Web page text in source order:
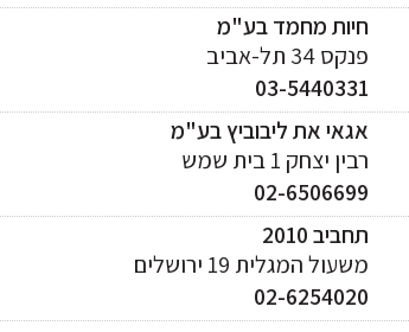
חיות מחמד בע"מ
פנקס 34 תל-אביב
03-5440331
אגאי את ליבוביץ בע"מ
רבין יצחק 1 בית שמש
02-6506699
תחביב 2010
משעול המגלית 19 ירושלים
02-6254020